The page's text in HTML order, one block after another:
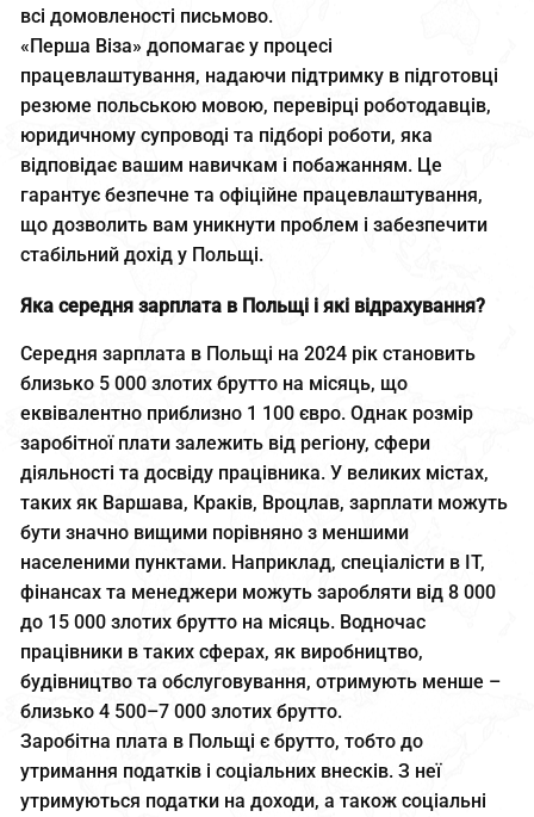
всі домовленості письмово.
«Перша Віза» допомагає у процесі
працевлаштування, надаючи підтримку в підготовці
резюме польською мовою, перевірці роботодавців,
юридичному супроводі та підборі роботи, яка
відповідає вашим навичкам і побажанням. Це
гарантує безпечне та офіційне працевлаштування,
що дозволить вам уникнути проблем і забезпечити
стабільний дохід у Польщі.
Яка середня зарплата в Польщі і які відрахування?
Середня зарплата в Польщі на 2024 рік становить
близько 5 000 злотих брутто на місяць, що
еквівалентно приблизно 1 100 євро. Однак розмір
заробітної плати залежить від регіону, сфери
діяльності та досвіду працівника. У великих містах,
таких як Варшава, Краків, Вроцлав, зарплати можуть
бути значно вищими порівняно з меншими
населеними пунктами. Наприклад, спеціалісти в ІТ,
фінансах та менеджери можуть заробляти від 8 000
до 15 000 злотих брутто на місяць. Водночас
працівники в таких сферах, як виробництво,
будівництво та обслуговування, отримують менше –
близько 4 500–7 000 злотих брутто.
Заробітна плата в Польщі є брутто, тобто до
утримання податків і соціальних внесків. З неї
утримуються податки на доходи, а також соціальні